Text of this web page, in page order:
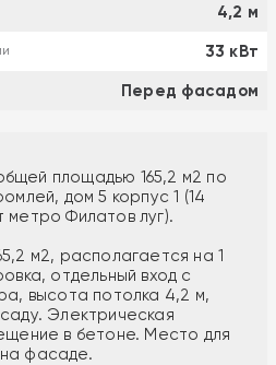
4,2 м
33 кВт
Перед фасадом
площадью 165,2 м2 по
дом 5 корпус 1 (14
метро Филатов луг).
м2, располагается на 1
отдельный вход с
высота потолка 4,2 м,
Электрическая
в бетоне. Место для
фасаде.